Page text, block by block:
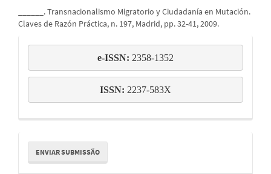
______. Transnacionalismo Migratorio y Ciudadanía en Mutación.
Claves de Razón Práctica, n. 197, Madrid, pp. 32-41, 2009.
e-
issn
e-ISSN: 2358-1352
ISSN: 2237-583X
Enviar
Submissão
ENVIAR SUBMISSÃO